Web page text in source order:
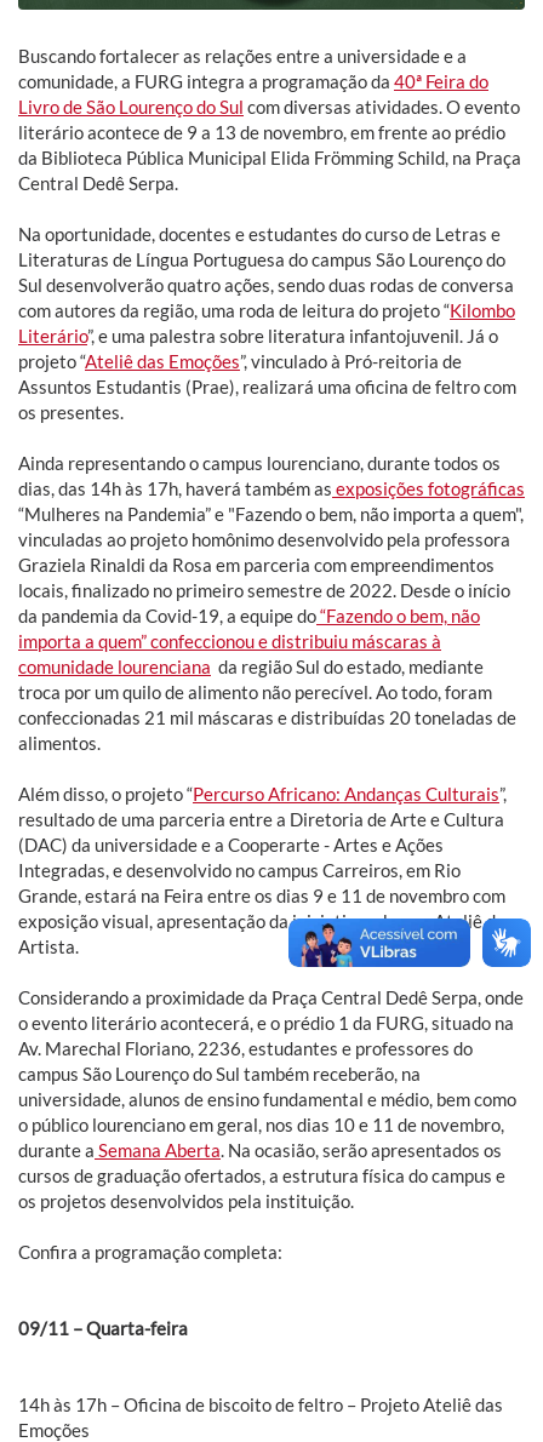
Buscando fortalecer as relações entre a universidade e a
comunidade, a FURG integra a programação da 40ª Feira do
Livro de São Lourenço do Sul com diversas atividades. O evento
literário acontece de 9 a 13 de novembro, em frente ao prédio
da Biblioteca Pública Municipal Elida Frömming Schild, na Praça
Central Dedê Serpa.
Na oportunidade, docentes e estudantes do curso de Letras e
Literaturas de Língua Portuguesa do campus São Lourenço do
Sul desenvolverão quatro ações, sendo duas rodas de conversa
com autores da região, uma roda de leitura do projeto “Kilombo
Literário”, e uma palestra sobre literatura infantojuvenil. Já o
projeto “Ateliê das Emoções”, vinculado à Pró-reitoria de
Assuntos Estudantis (Prae), realizará uma oficina de feltro com
os presentes.
Ainda representando o campus lourenciano, durante todos os
dias, das 14h às 17h, haverá também as exposições fotográficas
“Mulheres na Pandemia” e "Fazendo o bem, não importa a quem",
vinculadas ao projeto homônimo desenvolvido pela professora
Graziela Rinaldi da Rosa em parceria com empreendimentos
locais, finalizado no primeiro semestre de 2022. Desde o início
da pandemia da Covid-19, a equipe do“Fazendo o bem, não
importa a quem” confeccionou e distribuiu máscaras à
comunidade lourenciana da região Sul do estado, mediante
troca por um quilo de alimento não perecível. Ao todo, foram
confeccionadas 21 mil máscaras e distribuídas 20 toneladas de
alimentos.
Além disso, o projeto “Percurso Africano: Andanças Culturais”,
resultado de uma parceria entre a Diretoria de Arte e Cultura
(DAC) da universidade e a Cooperarte - Artes e Ações
Integradas, e desenvolvido no campus Carreiros, em Rio
Grande, estará na Feira entre os dias 9 e 11 de novembro com
exposição visual, apresentação da iniciativa e banca Ateliê do
Artista.
Considerando a proximidade da Praça Central Dedê Serpa, onde
o evento literário acontecerá, e o prédio 1 da FURG, situado na
Av. Marechal Floriano, 2236, estudantes e professores do
campus São Lourenço do Sul também receberão, na
universidade, alunos de ensino fundamental e médio, bem como
o público lourenciano em geral, nos dias 10 e 11 de novembro,
durante a Semana Aberta. Na ocasião, serão apresentados os
cursos de graduação ofertados, a estrutura física do campus e
os projetos desenvolvidos pela instituição.
Confira a programação completa:
09/11 – Quarta-feira
14h às 17h – Oficina de biscoito de feltro – Projeto Ateliê das
Emoções